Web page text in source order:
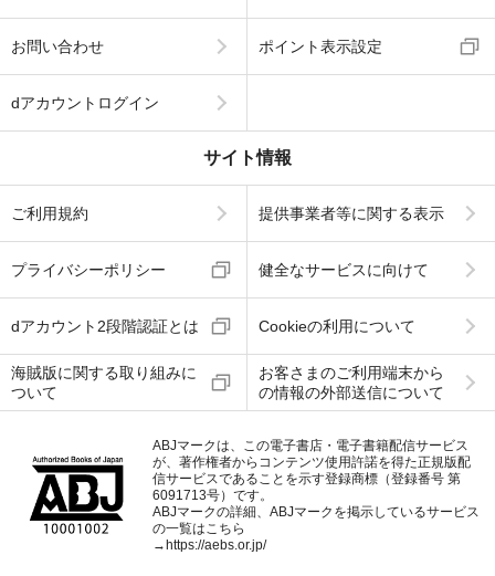
お問い合わせ ポイント表示設定
dアカウントログイン
サイト情報
ご利用規約 提供事業者等に関する表示
プライバシーポリシー 健全なサービスに向けて
dアカウント2段階認証とは Cookieの利用について
海賊版に関する取り組みに
ついて
お客さまのご利用端末から
の情報の外部送信について
ABJマークは、この電子書店・電子書籍配信サービス
が、著作権者からコンテンツ使用許諾を得た正規版配
信サービスであることを示す登録商標（登録番号 第
6091713号）です。
ABJマークの詳細、ABJマークを掲示しているサービス
の一覧はこちら
→https://aebs.or.jp/